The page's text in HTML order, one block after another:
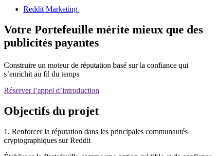
Reddit Marketing
Votre Portefeuille mérite mieux que des
publicités payantes
Construire un moteur de réputation basé sur la confiance qui
s’enrichit au fil du temps
Réserver l’appel d’introduction
Objectifs du projet
1. Renforcer la réputation dans les principales communautés
cryptographiques sur Reddit